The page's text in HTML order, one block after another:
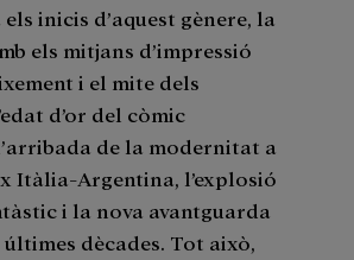
inicis d’aquest gènere, la
els mitjans d’impressió
i el mite dels
d’or del còmic
de la modernitat a
Itàlia-Argentina, l’explosió
i la nova avantguarda
dècades. Tot això,